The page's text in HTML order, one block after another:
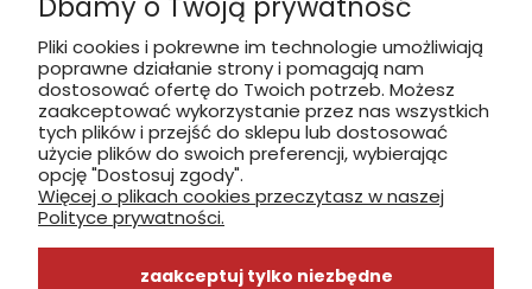
zobacz, jak dojechać
INFORMACJE
ZAKUPY
Pliki cookies i pokrewne im technologie umożliwiają
poprawne działanie strony i pomagają nam
dostosować ofertę do Twoich potrzeb. Możesz
zaakceptować wykorzystanie przez nas wszystkich
tych plików i przejść do sklepu lub dostosować
użycie plików do swoich preferencji, wybierając
opcję "Dostosuj zgody".
Więcej o plikach cookies przeczytasz w naszej
Polityce prywatności.
zaakceptuj tylko niezbędne